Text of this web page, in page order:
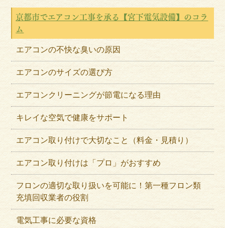
京都市でエアコン工事を承る【宮下電気設備】のコラ
ム
エアコンの不快な臭いの原因
エアコンのサイズの選び方
エアコンクリーニングが節電になる理由
キレイな空気で健康をサポート
エアコン取り付けで大切なこと（料金・見積り）
エアコン取り付けは「プロ」がおすすめ
フロンの適切な取り扱いを可能に！第一種フロン類
充填回収業者の役割
電気工事に必要な資格